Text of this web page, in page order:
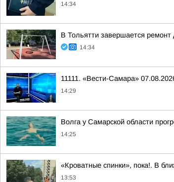
14:34
В Тольятти завершается
14:34
11111. «Вести-Самара»
14:29
Волга у Самарской области
14:25
«Кроватные спинки», пока!. В
13:53